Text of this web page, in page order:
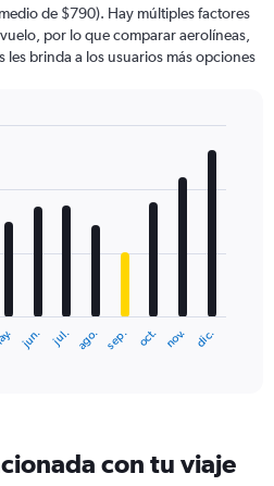
de $790). Hay múltiples factores
por lo que comparar aerolíneas,
brinda a los usuarios más opciones
jun. jul. ago. sep. oct. nov. dic.
con tu viaje